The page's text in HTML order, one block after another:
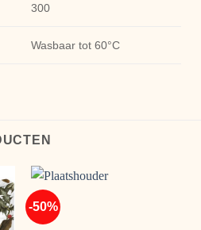
300
Wasbaar tot 60°C
-50%